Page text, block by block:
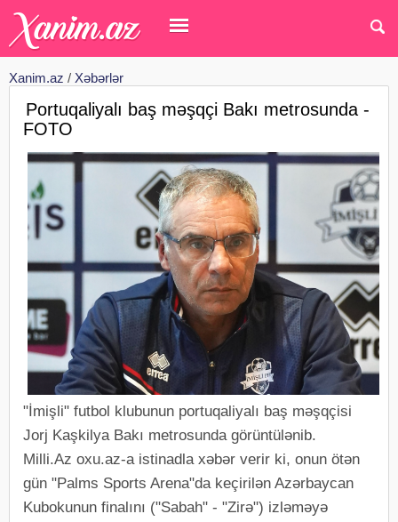
Xanim.az / Xəbərlər
Portuqaliyalı baş məşqçi Bakı metrosunda -
FOTO
"İmişli" futbol klubunun portuqaliyalı baş məşqçisi
Jorj Kaşkilya Bakı metrosunda görüntülənib.
Milli.Az oxu.az-a istinadla xəbər verir ki, onun ötən
gün "Palms Sports Arena"da keçirilən Azərbaycan
Kubokunun finalını ("Sabah" - "Zirə") izləməyə